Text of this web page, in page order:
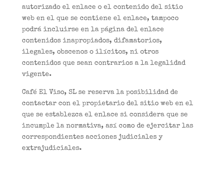
autorizado el enlace o el contenido del sitio
web en el que se contiene el enlace, tampoco
podrá incluirse en la página del enlace
contenidos inapropiados, difamatorios,
ilegales, obscenos o ilícitos, ni otros
contenidos que sean contrarios a la legalidad
vigente.
Café El Viso, SL se reserva la posibilidad de
contactar con el propietario del sitio web en el
que se establezca el enlace si considera que se
incumple la normativa, así como de ejercitar las
correspondientes acciones judiciales y
extrajudiciales.